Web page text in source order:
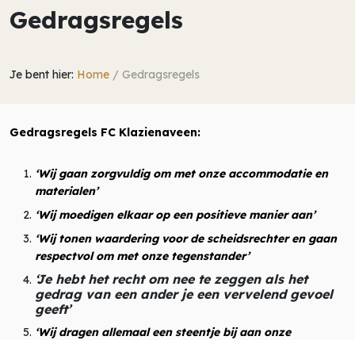
Gedragsregels
Je bent hier: Home / Gedragsregels
Gedragsregels FC Klazienaveen:
‘Wij gaan zorgvuldig om met onze accommodatie en
materialen’
‘Wij moedigen elkaar op een positieve manier aan’
‘Wij tonen waardering voor de scheidsrechter en gaan
respectvol om met onze tegenstander’
‘Je hebt het recht om nee te zeggen als het
gedrag van een ander je een vervelend gevoel
geeft’
‘Wij dragen allemaal een steentje bij aan onze